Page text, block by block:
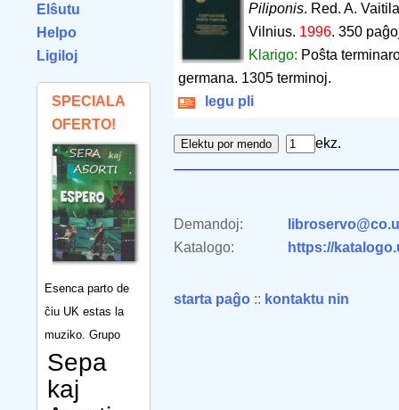
Elŝutu
Helpo
Ligiloj
SPECIALA
OFERTO!
Esenca parto de
ĉiu UK estas la
muziko. Grupo
Sepa
kaj
Piliponis. Red. A.
Vilnius. 1996. 350
Klarigo: Poŝta
germana. 1305 terminoj.
legu pli
ekz.
Demandoj:
Katalogo:
https://
starta paĝo :: kontaktu nin